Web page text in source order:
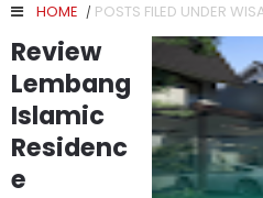
HOME / POSTS FILED UNDER
Review
Lembang
Islamic
Residenc
e